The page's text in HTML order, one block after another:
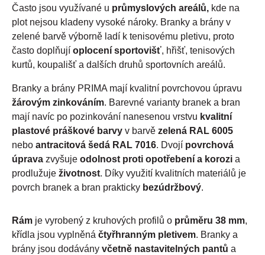
Často jsou využívané u průmyslových areálů, kde na
plot nejsou kladeny vysoké nároky. Branky a brány v
zelené barvě výborně ladí k tenisovému pletivu, proto
často doplňují oplocení sportovišť, hřišť, tenisových
kurtů, koupališť a dalších druhů sportovních areálů.
Branky a brány PRIMA mají kvalitní povrchovou úpravu
žárovým zinkováním. Barevné varianty branek a bran
mají navíc po pozinkování nanesenou vrstvu kvalitní
plastové práškové barvy v barvě zelená RAL 6005
nebo antracitová šedá RAL 7016. Dvojí povrchová
úprava zvyšuje odolnost proti opotřebení a korozi a
prodlužuje životnost. Díky využití kvalitních materiálů je
povrch branek a bran prakticky bezúdržbový.
Rám je vyrobený z kruhových profilů o průměru 38 mm,
křídla jsou vyplněná čtyřhranným pletivem. Branky a
brány jsou dodávány včetně nastavitelných pantů a